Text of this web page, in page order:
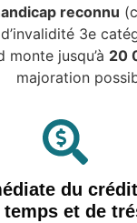
reconnu
3e
monte jusqu’à 20
majoration
du
temps et de